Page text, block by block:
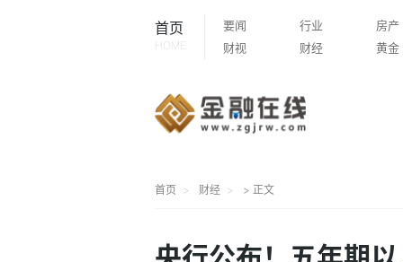
首页
HOME
要闻 行业
房产
财视
财经 黄金
首页 财经 > 正文